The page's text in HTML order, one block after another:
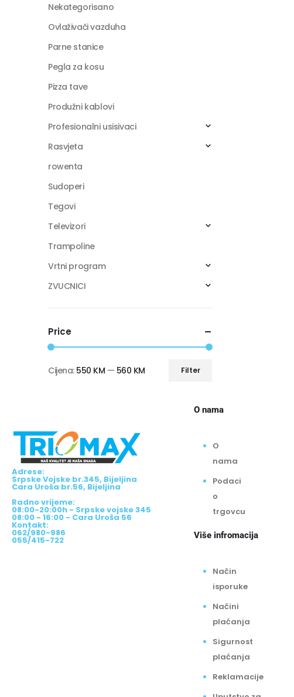
Nekategorisano
Ovlaživači vazduha
Parne stanice
Pegla za kosu
Pizza tave
Produžni kablovi
Profesionalni usisivaci
Rasvjeta
rowenta
Sudoperi
Tegovi
Televizori
Trampoline
Vrtni program
ZVUCNICI
Price
Filter
Cijena: 550 KM — 560 KM
Adrese:
Srpske Vojske br.345, Bijeljina
Cara Uroša br.56, Bijeljina
Radno vrijeme:
08:00-20:00h - Srpske vojske 345
08:00 - 16:00 - Cara Uroša 56
Kontakt:
062/980-986
055/415-722
O nama
O
nama
Podaci
o
trgovcu
Više infromacija
Način
isporuke
Načini
plaćanja
Sigurnost
plaćanja
Reklamacije